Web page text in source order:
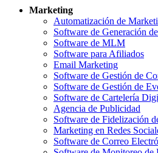
Marketing
Automatización de
Software de Generación
Software de MLM
Software para Afiliados
Email Marketing
Software de Gestión de
Software de Gestión de
Software de Cartelería
Agencia de Publicidad
Software de Fidelización
Marketing en Redes
Software de Correo